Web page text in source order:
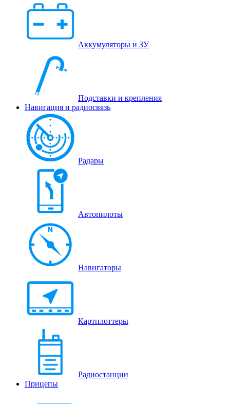
Аккумуляторы и ЗУ
Подставки и крепления
Навигация и радиосвязь
Радары
Автопилоты
Навигаторы
Картплоттеры
Радиостанции
Прицепы